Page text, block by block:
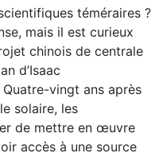
téméraires ?
mais il est curieux
chinois de centrale
d’Isaac
Quatre-vingt ans après
solaire, les
de mettre en œuvre
accès à une source